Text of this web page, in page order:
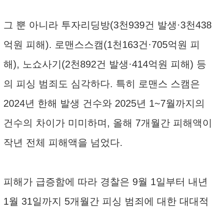
그 뿐 아니라 투자리딩방(3천939건 발생·3천438
억원 피해). 로맨스스캠(1천163건·705억원 피
해), 노쇼사기(2천892건 발생·414억원 피해) 등
의 피싱 범죄도 심각하다. 특히 로맨스 스캠은
2024년 한해 발생 건수와 2025년 1~7월까지의
건수의 차이가 미미하며, 올해 7개월간 피해액이
작년 전체 피해액을 넘었다.
피해가 급증함에 따라 경찰은 9월 1일부터 내년
1월 31일까지 5개월간 피싱 범죄에 대한 대대적